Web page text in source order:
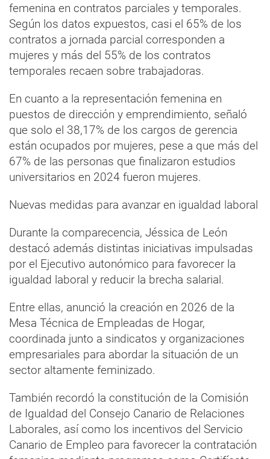
femenina en contratos parciales y temporales.
Según los datos expuestos, casi el 65% de los
contratos a jornada parcial corresponden a
mujeres y más del 55% de los contratos
temporales recaen sobre trabajadoras.
En cuanto a la representación femenina en
puestos de dirección y emprendimiento, señaló
que solo el 38,17% de los cargos de gerencia
están ocupados por mujeres, pese a que más del
67% de las personas que finalizaron estudios
universitarios en 2024 fueron mujeres.
Nuevas medidas para avanzar en igualdad laboral
Durante la comparecencia, Jéssica de León
destacó además distintas iniciativas impulsadas
por el Ejecutivo autonómico para favorecer la
igualdad laboral y reducir la brecha salarial.
Entre ellas, anunció la creación en 2026 de la
Mesa Técnica de Empleadas de Hogar,
coordinada junto a sindicatos y organizaciones
empresariales para abordar la situación de un
sector altamente feminizado.
También recordó la constitución de la Comisión
de Igualdad del Consejo Canario de Relaciones
Laborales, así como los incentivos del Servicio
Canario de Empleo para favorecer la contratación